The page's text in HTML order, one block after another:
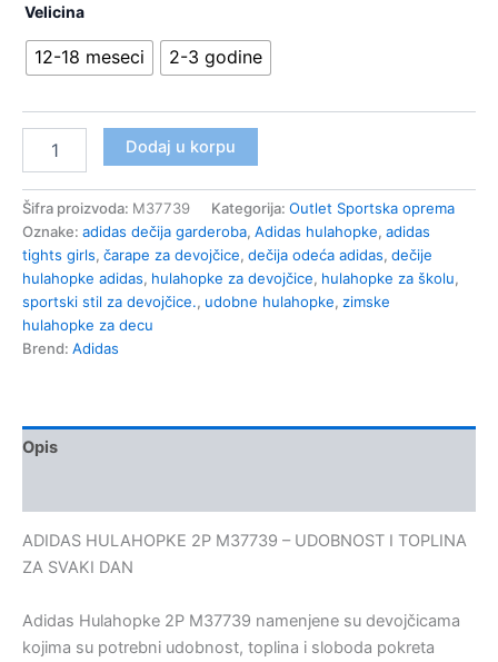
Velicina
12-18 meseci 2-3 godine
Dečije
2P
M37739
količina
Dodaj u korpu
Šifra proizvoda: M37739 Kategorija: Outlet Sportska oprema
Oznake: adidas dečija garderoba, Adidas hulahopke, adidas
tights girls, čarape za devojčice, dečija odeća adidas, dečije
hulahopke adidas, hulahopke za devojčice, hulahopke za školu,
sportski stil za devojčice., udobne hulahopke, zimske
hulahopke za decu
Brend: Adidas
Opis
ADIDAS HULAHOPKE 2P M37739 – UDOBNOST I TOPLINA
ZA SVAKI DAN
Adidas Hulahopke 2P M37739 namenjene su devojčicama
kojima su potrebni udobnost, toplina i sloboda pokreta